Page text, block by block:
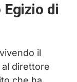
di
il
al direttore